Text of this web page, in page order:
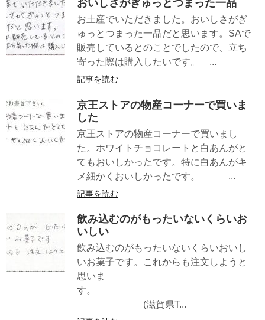
おいしさがぎゅっとつまった一品
お土産でいただきました。おいしさがぎ
ゅっとつまった一品だと思います。SAで
販売しているとのことでしたので、立ち
寄った際は購入したいです。 ...
記事を読む
京王ストアの物産コーナーで買いま
した
京王ストアの物産コーナーで買いまし
た。ホワイトチョコレートと白あんがと
てもおいしかったです。特に白あんがキ
メ細かくおいしかったです。 ...
記事を読む
飲み込むのがもったいないくらいお
いしい
飲み込むのがもったいないくらいおいし
いお菓子です。これからも注文しようと
思いま
す。
(滋賀県T...